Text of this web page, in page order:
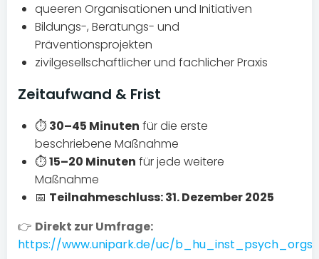
queeren Organisationen und Initiativen
Bildungs-, Beratungs- und
Präventionsprojekten
zivilgesellschaftlicher und fachlicher Praxis
Zeitaufwand & Frist
⏱️ 30–45 Minuten für die erste
beschriebene Maßnahme
⏱️15–20 Minuten für jede weitere
Maßnahme
📅 Teilnahmeschluss: 31. Dezember 2025
👉 Direkt zur Umfrage:
https://www.unipark.de/uc/